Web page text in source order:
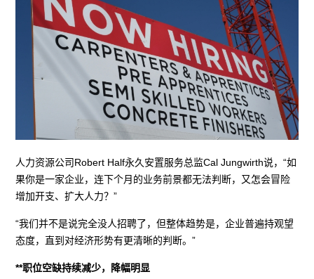
人力资源公司Robert Half永久安置服务总监Cal Jungwirth说，“如
果你是一家企业，连下个月的业务前景都无法判断，又怎会冒险
增加开支、扩大人力？”
“我们并不是说完全没人招聘了，但整体趋势是，企业普遍持观望
态度，直到对经济形势有更清晰的判断。”
**职位空缺持续减少，降幅明显